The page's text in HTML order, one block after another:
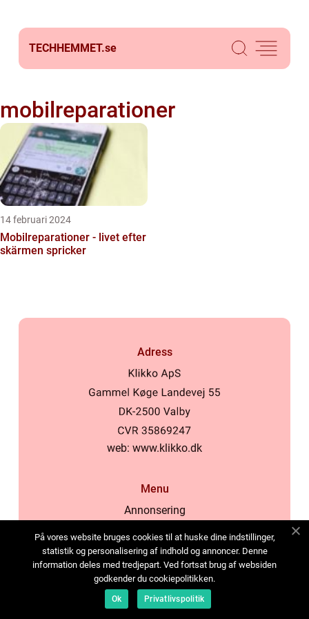
TECHHEMMET.se
mobilreparationer
14 februari 2024
Mobilreparationer - livet efter
skärmen spricker
Adress
web: www.klikko.dk
Menu
Annonsering
Cookies
Kontakta oss
Sitemap
På vores website bruges cookies til at huske dine indstillinger,
statistik og personalisering af indhold og annoncer. Denne
information deles med tredjepart. Ved fortsat brug af websiden
godkender du cookiepolitikken.
Ok Privatlivspolitik